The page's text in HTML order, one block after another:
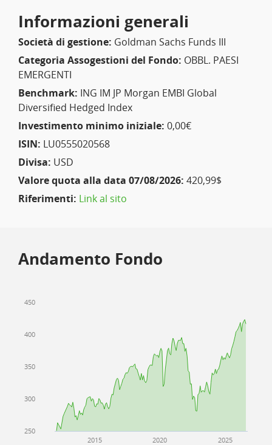
Informazioni generali
Società di gestione: Goldman Sachs Funds III
Categoria Assogestioni del Fondo: OBBL. PAESI
EMERGENTI
Benchmark: ING IM JP Morgan EMBI Global
Diversified Hedged Index
Investimento minimo iniziale: 0,00€
ISIN: LU0555020568
Divisa: USD
Valore quota alla data 07/08/2026: 420,99$
Riferimenti: Link al sito
Andamento Fondo
2015 2020 2025
250
300
350
400
450